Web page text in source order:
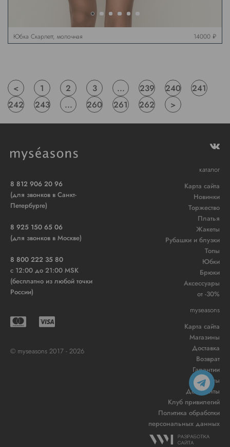
Юбка Скарлетт, молочная 14000 ₽
< 1 2 3 ... 239 240
241
242
243 ... 260 261 262 >
8 812 906 20 96
(для звонков в Санкт-
Петербурге)
8 925 150 65 06
(для звонков в Москве)
8 800 222 35 80
c 12:00 до 21:00 MSK
(бесплатно из любой точки
России)
© myseasons 2017 - 2026
каталог
Карта сайта
Новинки
Торжество
Платья
Жакеты
Рубашки и блузки
Топы
Юбки
Брюки
Аксессуары
от -30%
myseasons
Карта сайта
Магазины
Доставка
Возврат
Гарантии
Контакты
Документы
Клуб привилегий
Политика обработки
персональных данных